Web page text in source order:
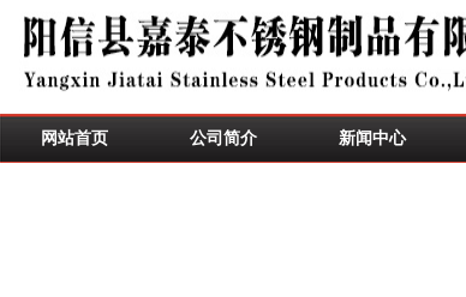
网站首页 公司简介 新闻中心